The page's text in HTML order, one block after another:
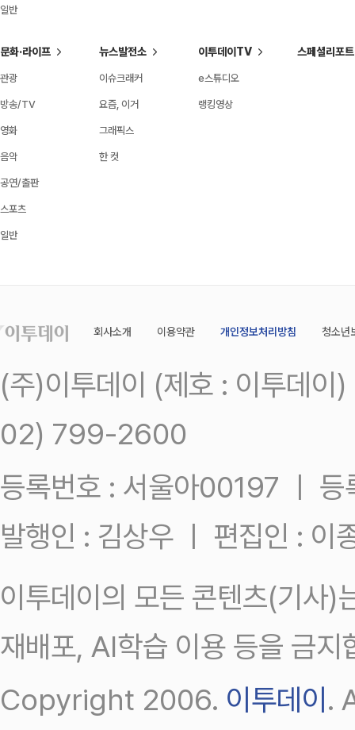
일반
문화·라이프
관광
방송/TV
영화
음악
공연/출판
스포츠
일반
뉴스발전소
이슈크래커
요즘, 이거
그래픽스
한 컷
이투데이TV
e스튜디오
랭킹영상
스페셜리포트
회사소개 이용약관 개인정보처리방침 청소년
(주)이투데이 (제호 : 이투데
02) 799-2600
등록번호 : 서울아00197 ㅣ
발행인 : 김상우 ㅣ 편집인 : 이
이투데이의 모든 콘텐츠(기사)
재배포, AI학습 이용 등을 금지
Copyright 2006. 이투데이.